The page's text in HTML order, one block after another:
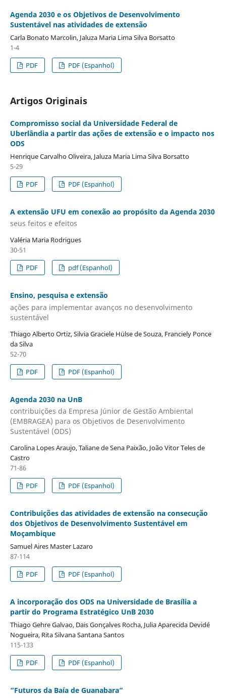
Agenda 2030 e os Objetivos de Desenvolvimento
Sustentável nas atividades de extensão
Carla Bonato Marcolin, Jaluza Maria Lima Silva Borsatto
1-4
PDF
PDF (Espanhol)
Artigos Originais
Compromisso social da Universidade Federal de
Uberlândia a partir das ações de extensão e o impacto nos
ODS
Henrique Carvalho Oliveira, Jaluza Maria Lima Silva Borsatto
5-29
PDF
PDF (Espanhol)
A extensão UFU em conexão ao propósito da Agenda 2030
seus feitos e efeitos
Valéria Maria Rodrigues
30-51
PDF
pdf (Espanhol)
Ensino, pesquisa e extensão
ações para implementar avanços no desenvolvimento
sustentável
Thiago Alberto Ortiz, Silvia Graciele Hülse de Souza, Franciely Ponce
da Silva
52-70
PDF
PDF (Espanhol)
Agenda 2030 na UnB
contribuições da Empresa Júnior de Gestão Ambiental
(EMBRAGEA) para os Objetivos de Desenvolvimento
Sustentável (ODS)
Carolina Lopes Araujo, Taliane de Sena Paixão, João Vitor Teles de
Castro
71-86
PDF
PDF (Espanhol)
Contribuições das atividades de extensão na consecução
dos Objetivos de Desenvolvimento Sustentável em
Moçambique
Samuel Aires Master Lazaro
87-114
PDF
PDF (Espanhol)
A incorporação dos ODS na Universidade de Brasília a
partir do Programa Estratégico UnB 2030
Thiago Gehre Galvao, Dais Gonçalves Rocha, Julia Aparecida Devidé
Nogueira, Rita Silvana Santana Santos
115-133
PDF
PDF (Espanhol)
“Futuros da Baía de Guanabara”